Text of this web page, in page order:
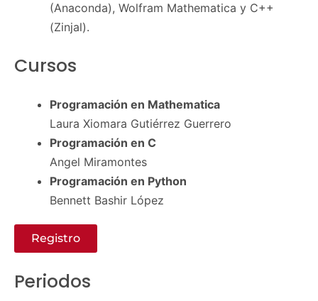
(Anaconda), Wolfram Mathematica y C++
(Zinjal).
Cursos
Programación en Mathematica
Laura Xiomara Gutiérrez Guerrero
Programación en C
Angel Miramontes
Programación en Python
Bennett Bashir López
Registro
Periodos